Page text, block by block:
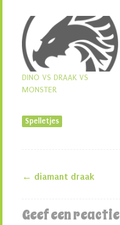
DINO VS DRAAK VS
MONSTER
Spelletjes
← diamant draak
Geef een reactie